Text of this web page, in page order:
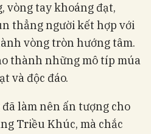
vòng tay khoáng đạt,
thẳng người kết hợp với
vòng tròn hướng tâm.
thành những mô típ múa
và độc đáo.
làm nên ấn tượng cho
Triều Khúc, mà chắc